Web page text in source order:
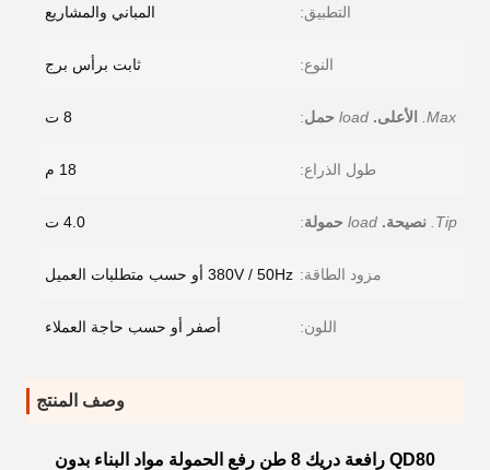
التطبيق: المباني والمشاريع
النوع: ثابت برأس برج
Max. الأعلى. load حمل: 8 ت
طول الذراع: 18 م
Tip. نصيحة. load حمولة: 4.0 ت
مزود الطاقة: 380V / 50Hz أو حسب متطلبات العميل
اللون: أصفر أو حسب حاجة العملاء
وصف المنتج
QD80 رافعة دريك 8 طن رفع الحمولة مواد البناء بدون